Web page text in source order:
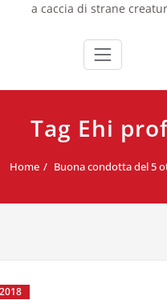
a caccia di strane
Tag Ehi
Home Buona condotta del 5